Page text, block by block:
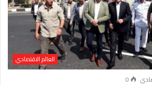
العالم الاقتصادي
0